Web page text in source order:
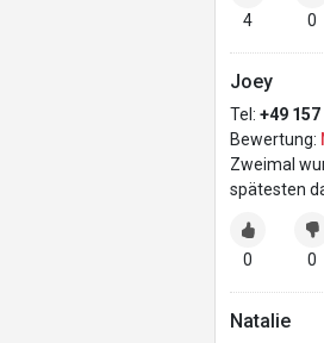
4 0
Joey
Tel: +49
Bewertung:
Zweimal
spätesten
0 0
Natalie